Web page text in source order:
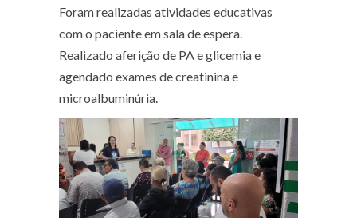
Foram realizadas atividades educativas
com o paciente em sala de espera.
Realizado aferição de PA e glicemia e
agendado exames de creatinina e
microalbuminúria.